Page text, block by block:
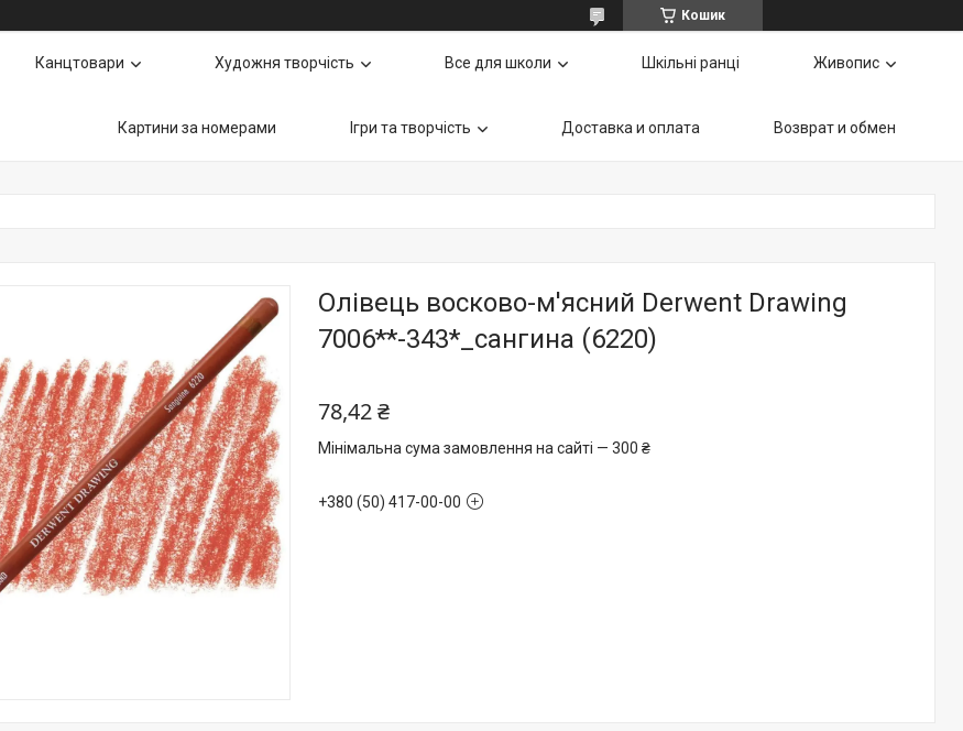
Кошик
Канцтовари Художня творчість Все для школи Шкільні ранці Живопис
Картини за номерами Ігри та творчість Доставка и оплата Возврат и обмен
Олівець восково-м'ясний Derwent Drawing
7006**-343*_сангина (6220)
78,42 ₴
Мінімальна сума замовлення на сайті — 300 ₴
+380 (50) 417-00-00